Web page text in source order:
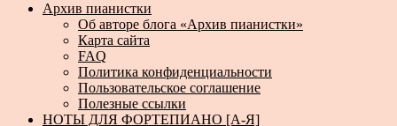
Архив пианистки
Об авторе блога «Архив пианистки»
Карта сайта
FAQ
Политика конфиденциальности
Пользовательское соглашение
Полезные ссылки
НОТЫ ДЛЯ ФОРТЕПИАНО [А-Я]